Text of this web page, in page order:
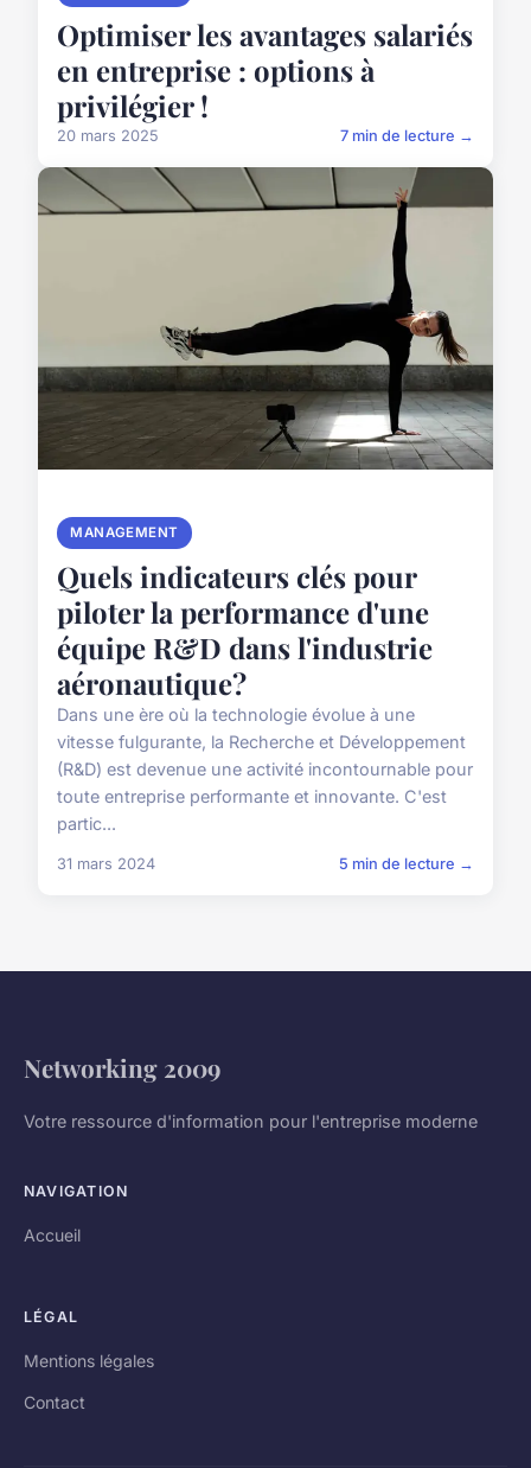
Optimiser les avantages salariés
en entreprise : options à
privilégier !
20 mars 2025 7 min de lecture →
MANAGEMENT
Quels indicateurs clés pour
piloter la performance d'une
équipe R&D dans l'industrie
aéronautique?
Dans une ère où la technologie évolue à une
vitesse fulgurante, la Recherche et Développement
(R&D) est devenue une activité incontournable pour
toute entreprise performante et innovante. C'est
partic...
31 mars 2024 5 min de lecture →
Networking 2009
Votre ressource d'information pour l'entreprise moderne
NAVIGATION
Accueil
LÉGAL
Mentions légales
Contact